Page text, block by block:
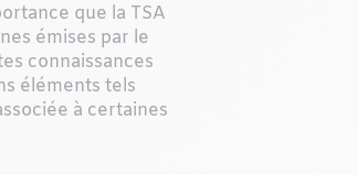
que la TSA
émises par le
connaissances
éléments tels
à certaines